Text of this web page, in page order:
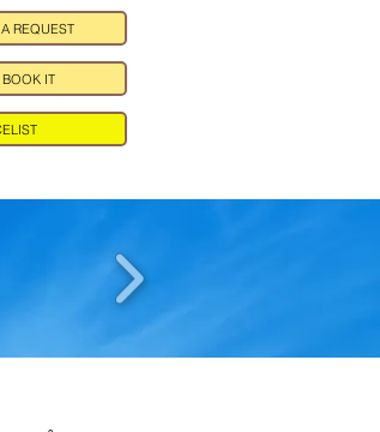
REQUEST
IT